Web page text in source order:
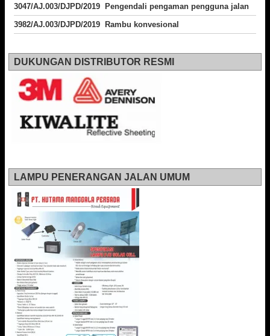
3047/AJ.003/DJPD/2019 Pengendali pengaman pengguna jalan
3982/AJ.003/DJPD/2019 Rambu konvesional
DUKUNGAN DISTRIBUTOR RESMI
LAMPU PENERANGAN JALAN UMUM